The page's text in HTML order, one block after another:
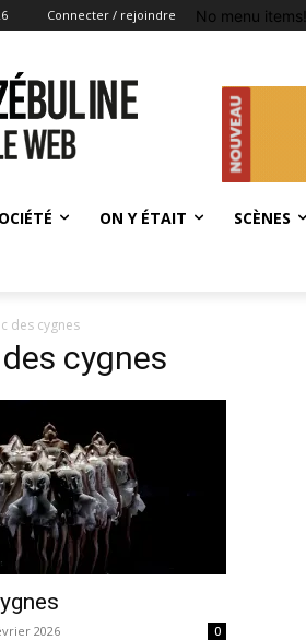
Connecter / rejoindre No menu items!
ON Y ÉTAIT SCÈNES
des cygnes
cygnes
2026 0